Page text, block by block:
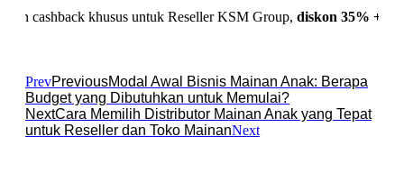
khusus untuk Reseller KSM Group,diskon 35% + Cashback
PrevPreviousModal Awal Bisnis Mainan Anak: Berapa
Budget yang Dibutuhkan untuk Memulai?
NextCara Memilih Distributor Mainan Anak yang Tepat
untuk Reseller dan Toko MainanNext